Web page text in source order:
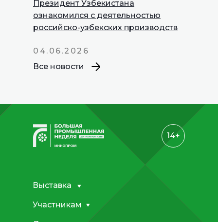
Президент Узбекистана
ознакомился с деятельностью
российско-узбекских производств
04.06.2026
Все новости
14+
INNOPROM
Talks
Участникам
Выставка